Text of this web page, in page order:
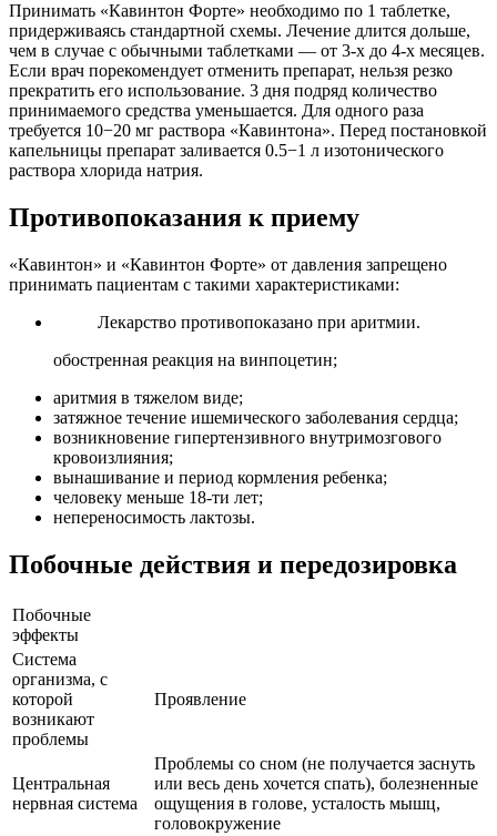
Принимать «Кавинтон Форте» необходимо по 1 таблетке,
придерживаясь стандартной схемы. Лечение длится дольше,
чем в случае с обычными таблетками — от 3-х до 4-х месяцев.
Если врач порекомендует отменить препарат, нельзя резко
прекратить его использование. 3 дня подряд количество
принимаемого средства уменьшается. Для одного раза
требуется 10−20 мг раствора «Кавинтона». Перед постановкой
капельницы препарат заливается 0.5−1 л изотонического
раствора хлорида натрия.
Противопоказания к приему
«Кавинтон» и «Кавинтон Форте» от давления запрещено
принимать пациентам с такими характеристиками:
Лекарство противопоказано при аритмии.
обостренная реакция на винпоцетин;
аритмия в тяжелом виде;
затяжное течение ишемического заболевания сердца;
возникновение гипертензивного внутримозгового
кровоизлияния;
вынашивание и период кормления ребенка;
человеку меньше 18-ти лет;
непереносимость лактозы.
Побочные действия и передозировка
Побочные
эффекты
Система
организма, с
которой
возникают
проблемы
Проявление
Центральная
нервная система
Проблемы со сном (не получается заснуть
или весь день хочется спать), болезненные
ощущения в голове, усталость мышц,
головокружение